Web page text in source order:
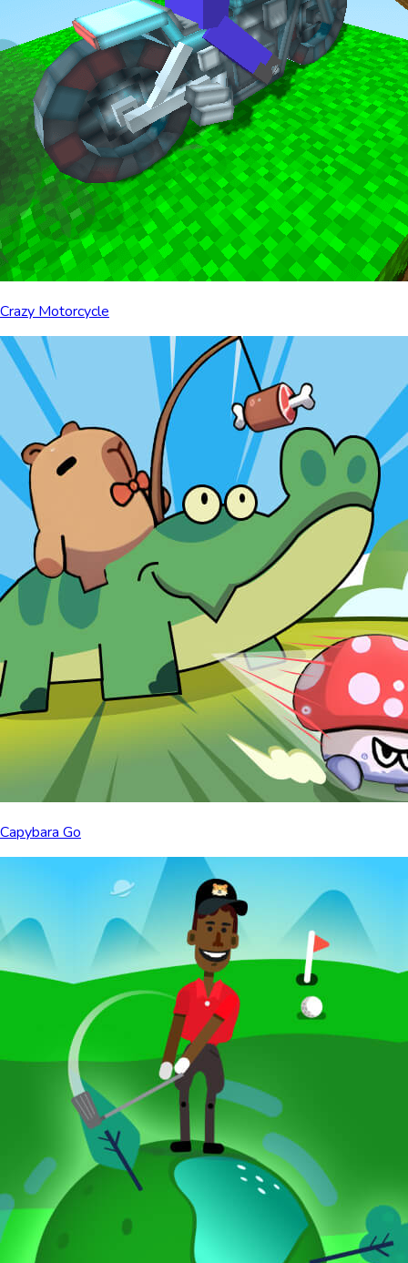
Crazy Motorcycle
Capybara Go